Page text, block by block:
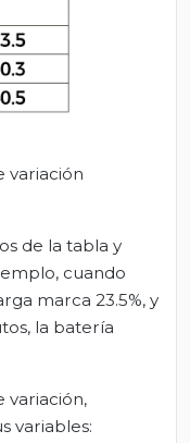
variación
de la tabla y
cuando
marca 23.5%, y
la batería
variación,
variables: